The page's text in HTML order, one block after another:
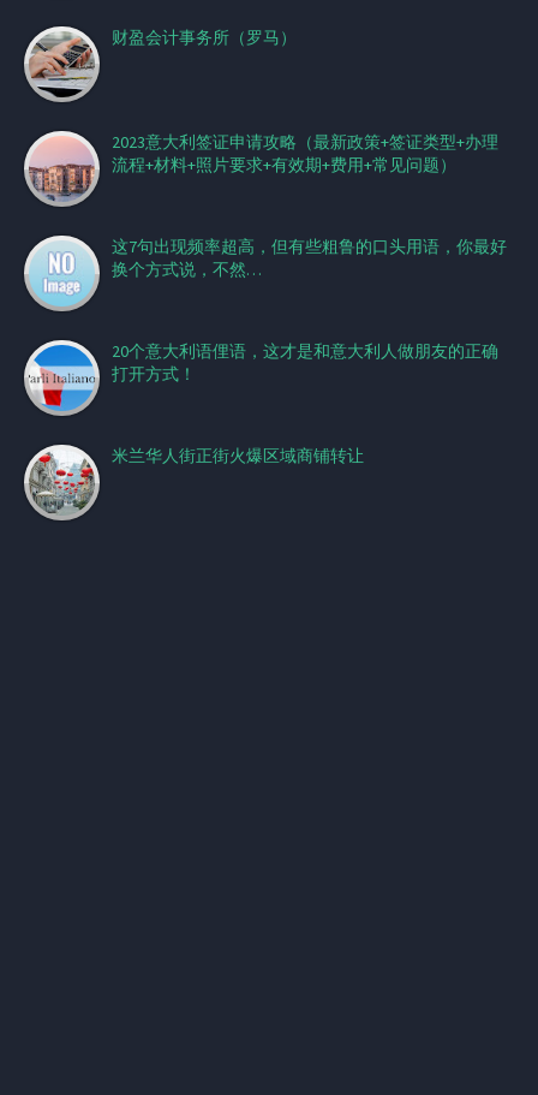
财盈会计事务所（罗马）
2023意大利签证申请攻略（最新政策+签证类型+办理
流程+材料+照片要求+有效期+费用+常见问题）
这7句出现频率超高，但有些粗鲁的口头用语，你最好
换个方式说，不然…
20个意大利语俚语，这才是和意大利人做朋友的正确
打开方式！
米兰华人街正街火爆区域商铺转让